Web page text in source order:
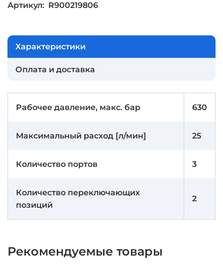
Артикул: R900219806
Характеристики
Оплата и доставка
Рабочее давление, макс. бар 630
Максимальный расход [л/мин] 25
Количество портов 3
Количество переключающих
позиций
2
Рекомендуемые товары